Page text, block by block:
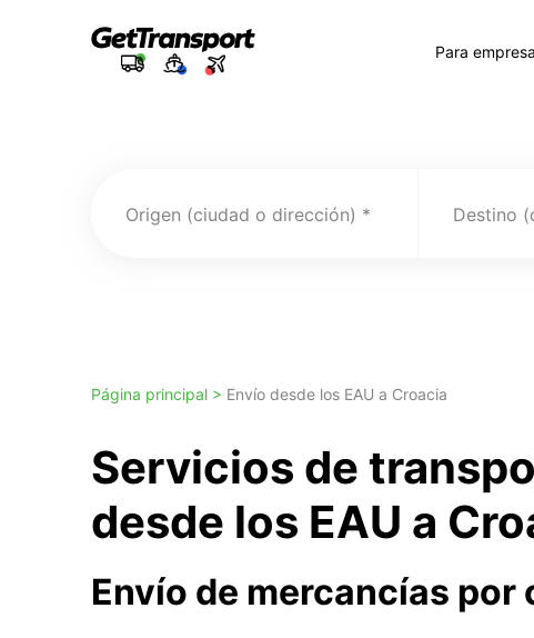
Para
Origen (ciudad o dirección) Destino
Página principal > Envío desde los EAU a Croacia
Servicios de
desde los EAU a
Envío de mercancías por